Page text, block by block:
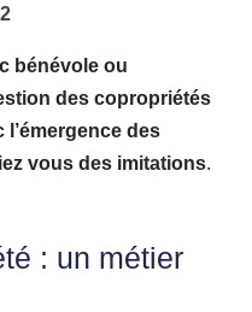
bénévole ou
des copropriétés
l’émergence des
vous des imitations.
: un métier